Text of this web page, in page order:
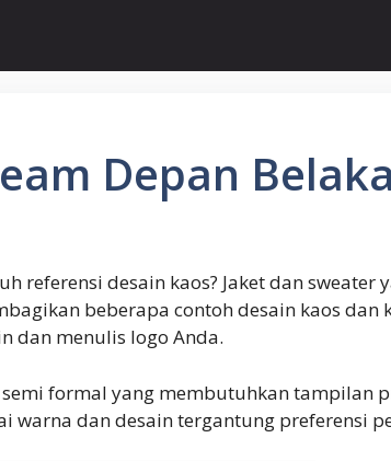
Depan
referensi desain kaos? Jaket dan
beberapa contoh desain kaos dan
dan menulis logo Anda.
formal yang membutuhkan tampilan
warna dan desain tergantung preferensi